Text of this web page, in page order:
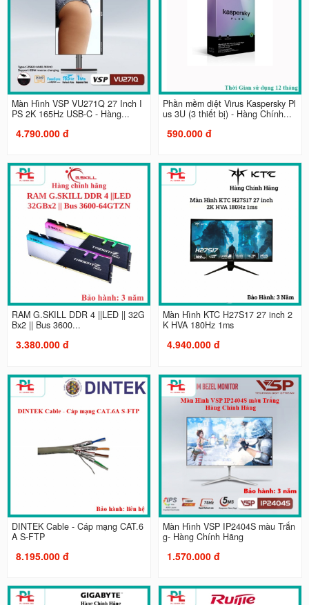
Màn Hình VSP VU271Q 27 Inch I
PS 2K 165Hz USB-C - Hàng...
4.790.000 đ
Phần mềm diệt Virus Kaspersky Pl
us 3U (3 thiết bị) - Hàng Chính...
590.000 đ
RAM G.SKILL DDR 4 ||LED || 32G
Bx2 || Bus 3600...
3.380.000 đ
Màn Hình KTC H27S17 27 inch 2
K HVA 180Hz 1ms
4.940.000 đ
DINTEK Cable - Cáp mạng CAT.6
A S-FTP
8.195.000 đ
Màn Hình VSP IP2404S màu Trắn
g- Hàng Chính Hãng
1.570.000 đ